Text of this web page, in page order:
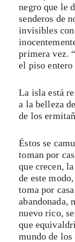
negro que le
senderos de
invisibles con
primera vez.
el piso entero
La isla está
a la belleza
de los
Éstos se
toman por
que crecen,
de este
toma por
abandonada,
nuevo rico,
que
mundo de los